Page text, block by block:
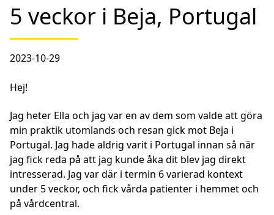
5 veckor i Beja, Portugal
2023-10-29
Hej!
Jag heter Ella och jag var en av dem som valde att göra
min praktik utomlands och resan gick mot Beja i
Portugal. Jag hade aldrig varit i Portugal innan så när
jag fick reda på att jag kunde åka dit blev jag direkt
intresserad. Jag var där i termin 6 varierad kontext
under 5 veckor, och fick vårda patienter i hemmet och
på vårdcentral.